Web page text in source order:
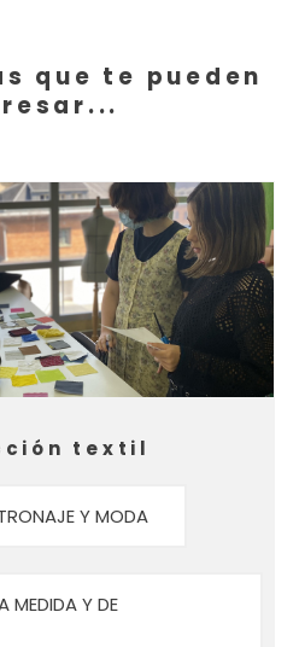
que te pueden
textil
Y MODA
MEDIDA Y DE